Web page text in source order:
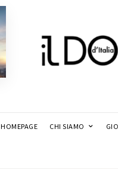
HOMEPAGE CHI SIAMO